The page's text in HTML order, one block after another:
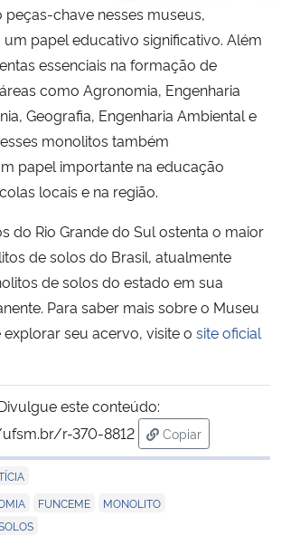
peças-chave nesses museus,
papel educativo significativo. Além
essenciais na formação de
como Agronomia, Engenharia
Geografia, Engenharia Ambiental e
monolitos também
papel importante na educação
locais e na região.
do Rio Grande do Sul ostenta o maior
de solos do Brasil, atualmente
de solos do estado em sua
Para saber mais sobre o Museu
explorar seu acervo, visite o site oficial
este conteúdo:
r-370-8812
Copiar
para área de
FUNCEME MONOLITO